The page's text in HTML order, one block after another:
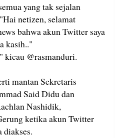
yang tak sejalan
netizen, selamat
bahwa akun Twitter saya
kasih.."
kicau @rasmanduri.
mantan Sekretaris
Said Didu dan
Nashidik,
ketika akun Twitter